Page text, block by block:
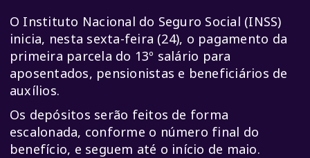
O Instituto Nacional do Seguro Social (INSS)
inicia, nesta sexta-feira (24), o pagamento da
primeira parcela do 13º salário para
aposentados, pensionistas e beneficiários de
auxílios.
Os depósitos serão feitos de forma
escalonada, conforme o número final do
benefício, e seguem até o início de maio.